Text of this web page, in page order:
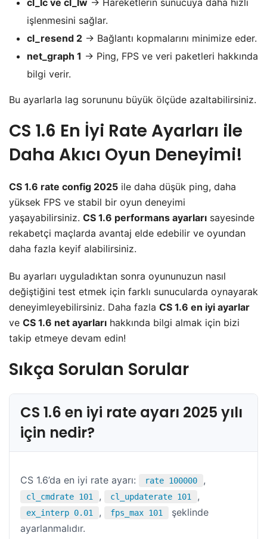
işlenmesini sağlar.
cl_resend 2 → Bağlantı kopmalarını minimize eder.
net_graph 1 → Ping, FPS ve veri paketleri hakkında
bilgi verir.
Bu ayarlarla lag sorununu büyük ölçüde azaltabilirsiniz.
CS 1.6 En İyi Rate Ayarları ile
Daha Akıcı Oyun Deneyimi!
CS 1.6 rate config 2025 ile daha düşük ping, daha
yüksek FPS ve stabil bir oyun deneyimi
yaşayabilirsiniz. CS 1.6 performans ayarları sayesinde
rekabetçi maçlarda avantaj elde edebilir ve oyundan
daha fazla keyif alabilirsiniz.
Bu ayarları uyguladıktan sonra oyununuzun nasıl
değiştiğini test etmek için farklı sunucularda oynayarak
deneyimleyebilirsiniz. Daha fazla CS 1.6 en iyi ayarlar
ve CS 1.6 net ayarları hakkında bilgi almak için bizi
takip etmeye devam edin!
Sıkça Sorulan Sorular
CS 1.6 en iyi rate ayarı 2025 yılı
için nedir?
CS 1.6’da en iyi rate ayarı: rate 100000 ,
cl_cmdrate 101 , cl_updaterate 101 ,
ex_interp 0.01 , fps_max 101
şeklinde
ayarlanmalıdır.